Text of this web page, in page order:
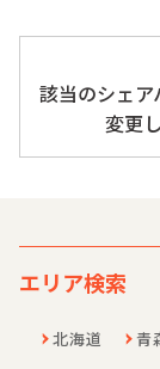
該当のシェ
変更
個室
駐車場
トイレ
男性専用
防音
エリア検索
北海道 青